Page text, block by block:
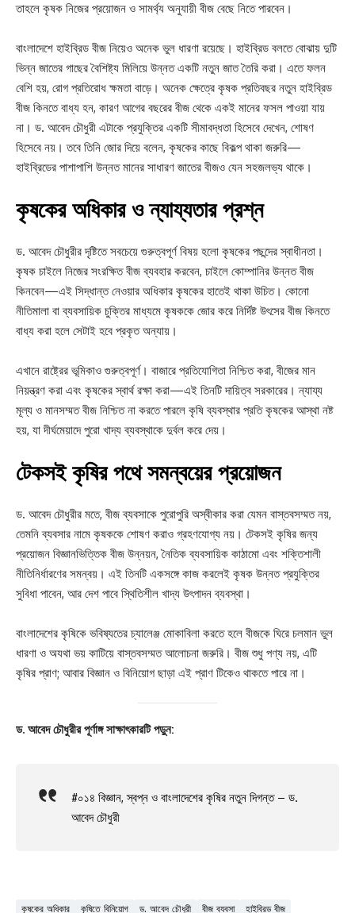
তাহলে কৃষক নিজের প্রয়োজন ও সামর্থ্য অনুযায়ী বীজ বেছে নিতে পারবেন।
বাংলাদেশে হাইব্রিড বীজ নিয়েও অনেক ভুল ধারণা রয়েছে। হাইব্রিড বলতে বোঝায় দুটি
ভিন্ন জাতের গাছের বৈশিষ্ট্য মিলিয়ে উন্নত একটি নতুন জাত তৈরি করা। এতে ফলন
বেশি হয়, রোগ প্রতিরোধ ক্ষমতা বাড়ে। অনেক ক্ষেত্রে কৃষক প্রতিবছর নতুন হাইব্রিড
বীজ কিনতে বাধ্য হন, কারণ আগের বছরের বীজ থেকে একই মানের ফসল পাওয়া যায়
না। ড. আবেদ চৌধুরী এটাকে প্রযুক্তির একটি সীমাবদ্ধতা হিসেবে দেখেন, শোষণ
হিসেবে নয়। তবে তিনি জোর দিয়ে বলেন, কৃষকের কাছে বিকল্প থাকা জরুরি—
হাইব্রিডের পাশাপাশি উন্নত মানের সাধারণ জাতের বীজও যেন সহজলভ্য থাকে।
কৃষকের অধিকার ও ন্যায্যতার প্রশ্ন
ড. আবেদ চৌধুরীর দৃষ্টিতে সবচেয়ে গুরুত্বপূর্ণ বিষয় হলো কৃষকের পছন্দের স্বাধীনতা।
কৃষক চাইলে নিজের সংরক্ষিত বীজ ব্যবহার করবেন, চাইলে কোম্পানির উন্নত বীজ
কিনবেন—এই সিদ্ধান্ত নেওয়ার অধিকার কৃষকের হাতেই থাকা উচিত। কোনো
নীতিমালা বা ব্যবসায়িক চুক্তির মাধ্যমে কৃষককে জোর করে নির্দিষ্ট উৎসের বীজ কিনতে
বাধ্য করা হলে সেটাই হবে প্রকৃত অন্যায়।
এখানে রাষ্ট্রের ভূমিকাও গুরুত্বপূর্ণ। বাজারে প্রতিযোগিতা নিশ্চিত করা, বীজের মান
নিয়ন্ত্রণ করা এবং কৃষকের স্বার্থ রক্ষা করা—এই তিনটি দায়িত্ব সরকারের। ন্যায্য
মূল্য ও মানসম্মত বীজ নিশ্চিত না করতে পারলে কৃষি ব্যবস্থার প্রতি কৃষকের আস্থা নষ্ট
হয়, যা দীর্ঘমেয়াদে পুরো খাদ্য ব্যবস্থাকে দুর্বল করে দেয়।
টেকসই কৃষির পথে সমন্বয়ের প্রয়োজন
ড. আবেদ চৌধুরীর মতে, বীজ ব্যবসাকে পুরোপুরি অস্বীকার করা যেমন বাস্তবসম্মত নয়,
তেমনি ব্যবসার নামে কৃষককে শোষণ করাও গ্রহণযোগ্য নয়। টেকসই কৃষির জন্য
প্রয়োজন বিজ্ঞানভিত্তিক বীজ উন্নয়ন, নৈতিক ব্যবসায়িক কাঠামো এবং শক্তিশালী
নীতিনির্ধারণের সমন্বয়। এই তিনটি একসঙ্গে কাজ করলেই কৃষক উন্নত প্রযুক্তির
সুবিধা পাবেন, আর দেশ পাবে স্থিতিশীল খাদ্য উৎপাদন ব্যবস্থা।
বাংলাদেশের কৃষিকে ভবিষ্যতের চ্যালেঞ্জ মোকাবিলা করতে হলে বীজকে ঘিরে চলমান ভুল
ধারণা ও অযথা ভয় কাটিয়ে বাস্তবসম্মত আলোচনা জরুরি। বীজ শুধু পণ্য নয়, এটি
কৃষির প্রাণ; আবার বিজ্ঞান ও বিনিয়োগ ছাড়া এই প্রাণ টিকেও থাকতে পারে না।
ড. আবেদ চৌধুরীর পূর্ণাঙ্গ সাক্ষাৎকারটি পড়ুন:
#০১৪ বিজ্ঞান, স্বপ্ন ও বাংলাদেশের কৃষির নতুন দিগন্ত – ড.
আবেদ চৌধুরী
কৃষকের অধিকার কৃষিতে বিনিয়োগ ড. আবেদ চৌধুরী বীজ ব্যবসা হাইব্রিড বীজ